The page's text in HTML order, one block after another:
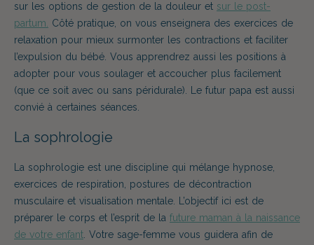
sur les options de gestion de la douleur et sur le post-
partum.
Côté pratique, on vous enseignera des exercices de
relaxation pour mieux surmonter les contractions et faciliter
l’expulsion du bébé. Vous apprendrez aussi les positions à
adopter pour vous soulager et accoucher plus facilement
(que ce soit avec ou sans péridurale) . Le futur papa est aussi
convié à certaines séances.
La sophrologie
La sophrologie est une discipline qui mélange hypnose,
exercices de respiration, postures de décontraction
musculaire et visualisation mentale. L’objectif ici est de
préparer le corps et l’esprit de la future maman à la naissance
de votre enfant . Votre sage-femme vous guidera afin de